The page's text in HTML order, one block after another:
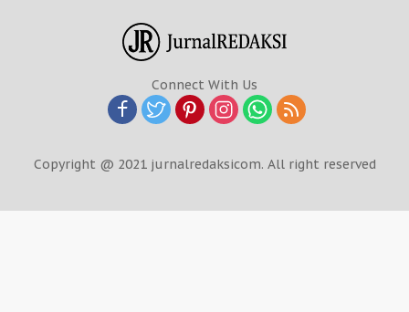
Connect With Us
Copyright @ 2021 jurnalredaksicom. All right reserved